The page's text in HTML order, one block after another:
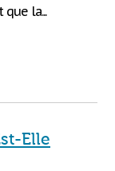
la...
Elle